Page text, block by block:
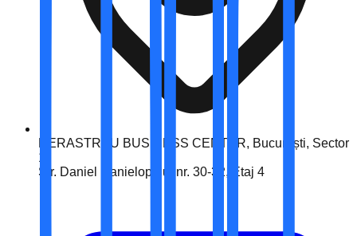
HERASTRAU BUSINESS CENTER, București, Sector
1
Str. Daniel Danielopolu, nr. 30-32, Etaj 4